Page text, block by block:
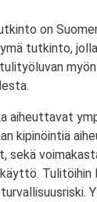
on
tutkinto,
aiheuttavat
kipinöintiä
sekä
Tulitöihin